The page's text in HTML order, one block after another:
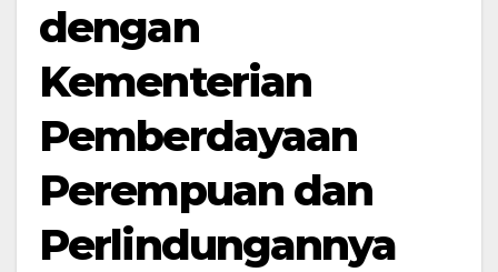
dengan
Kementerian
Pemberdayaan
Perempuan dan
Perlindungannya